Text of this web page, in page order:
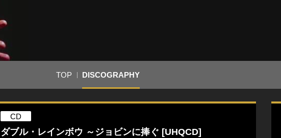
TOP DISCOGRAPHY
CD
ダブル・レインボウ ～ジョビンに捧ぐ [UHQCD]